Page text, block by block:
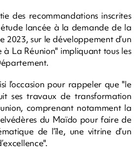
des recommandations inscrites
lancée à la demande de la
2023, sur le développement d’un
à La Réunion" impliquant tous les
l’occasion pour rappeler que "le
ses travaux de transformation
comprenant notamment la
du Maïdo pour faire de
de l’île, une vitrine d’un